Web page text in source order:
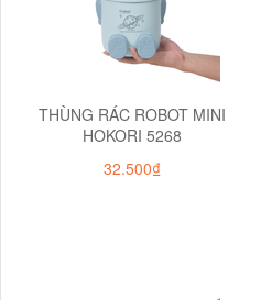
THÙNG RÁC ROBOT MINI
HOKORI 5268
32.500₫